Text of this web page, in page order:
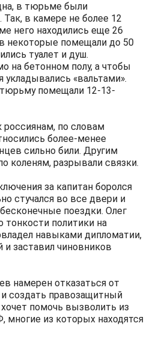
в тюрьме были
Так, в камере не более 12
него находились еще 26
некоторые помещали до 50
туалет и душ.
на бетонном полу, а чтобы
«вальтами».
помещали 12-13-
россиянам, по словам
более-менее
сильно били. Другим
коленям, разрывали связки.
за капитан боролся
стучался во все двери и
поездки. Олег
тонкости политики на
навыками дипломатии,
заставил чиновников
намерен отказаться от
создать правозащитный
помочь вызволить из
многие из которых находятся